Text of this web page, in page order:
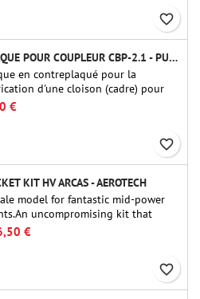
favorite_border
PLAQUE POUR COUPLEUR CBP-2.1 - PUBLIC MISSILES LTD.
en contreplaqué pour la
d'une cloison (cadre) pour
tubulaires de 54 mm de Public
Ltd. (PT-2.1 ou QT-2.1)
€
favorite_border
KIT HV ARCAS - AEROTECH
model for fantastic mid-power
uncompromising kit that
you to build a replica of one of
most famous sounding-rocket ever.
€
favorite_border